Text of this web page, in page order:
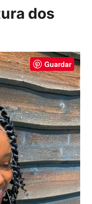
dos
Guardar